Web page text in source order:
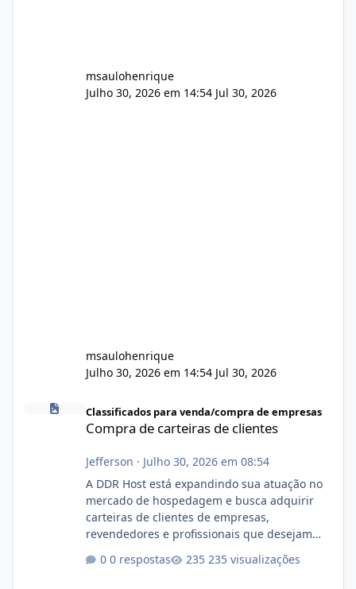
msaulohenrique
Julho 30, 2026 em 14:54 Jul 30, 2026
msaulohenrique
Julho 30, 2026 em 14:54 Jul 30, 2026
Compra de carteiras de clientes
Classificados para venda/compra de empresas
Compra de carteiras de clientes
Jefferson · Julho 30, 2026 em 08:54
A DDR Host está expandindo sua atuação no
mercado de hospedagem e busca adquirir
carteiras de clientes de empresas,
revendedores e profissionais que desejam
operação. Se você possui clientes ativos de
0 respostas 235 visualizações